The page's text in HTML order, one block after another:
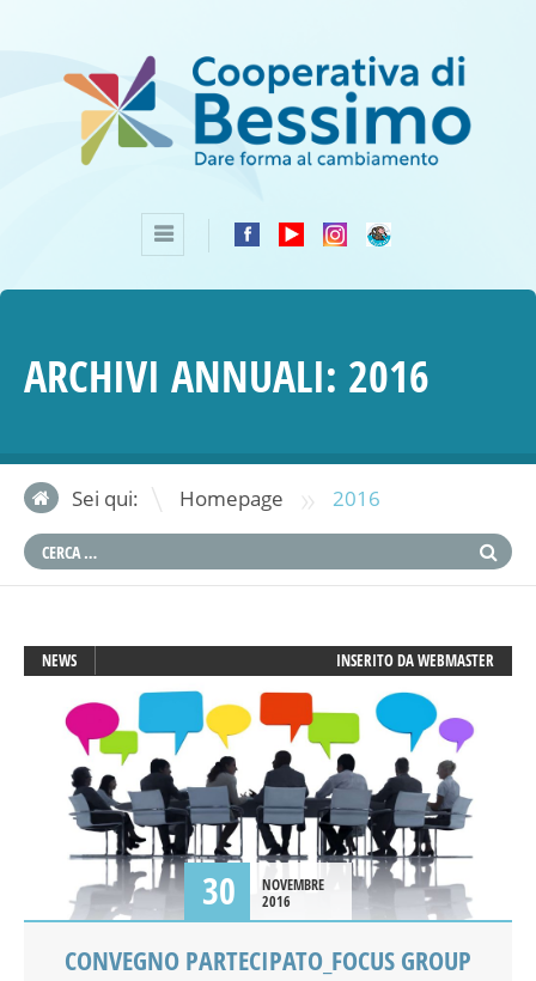
ARCHIVI ANNUALI: 2016
Sei qui: Homepage » 2016
NEWS INSERITO DAWEBMASTER
30
NOVEMBRE
2016
CONVEGNO PARTECIPATO_FOCUS GROUP